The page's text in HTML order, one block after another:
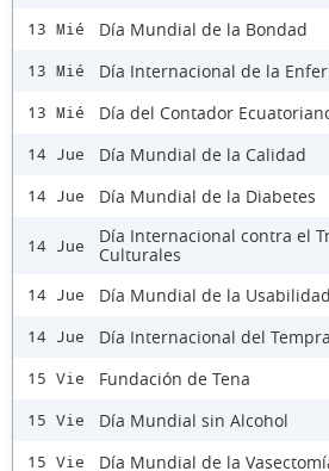
13 Mié Día Mundial de la Bondad
13 Mié Día Internacional de la
13 Mié Día del Contador
14 Jue Día Mundial de la Calidad
14 Jue Día Mundial de la Diabetes
14 Jue
Día Internacional contra el
Culturales
14 Jue Día Mundial de la Usabilidad
14 Jue Día Internacional del
15 Vie Fundación de Tena
15 Vie Día Mundial sin Alcohol
15 Vie Día Mundial de la